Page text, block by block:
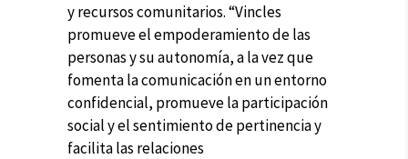
y recursos comunitarios. “Vincles
promueve el empoderamiento de las
personas y su autonomía, a la vez que
fomenta la comunicación en un entorno
confidencial, promueve la participación
social y el sentimiento de pertinencia y
facilita las relaciones